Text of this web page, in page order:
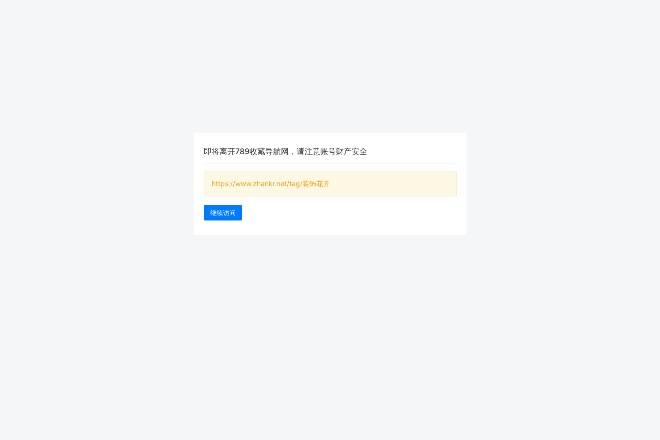
即将离开789收藏导航网，请注意账号财产安全
https://www.zhankr.net/tag/装饰花卉
继续访问